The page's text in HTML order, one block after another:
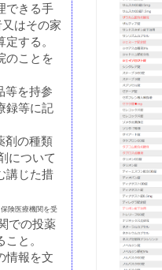
できる手
はその家
する。
のことを
等を持参
録等に記
剤の種類
について
講じた措
保険医療機関を受
での投薬
と。
情報を文